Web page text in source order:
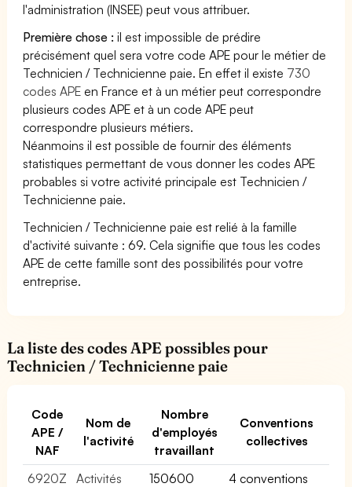
l'administration (INSEE) peut vous attribuer.
Première chose : il est impossible de prédire
précisément quel sera votre code APE pour le métier de
Technicien / Technicienne paie. En effet il existe 730
codes APE en France et à un métier peut correspondre
plusieurs codes APE et à un code APE peut
correspondre plusieurs métiers.
Néanmoins il est possible de fournir des éléments
statistiques permettant de vous donner les codes APE
probables si votre activité principale est Technicien /
Technicienne paie.
Technicien / Technicienne paie est relié à la famille
d'activité suivante : 69. Cela signifie que tous les codes
APE de cette famille sont des possibilités pour votre
entreprise.
La liste des codes APE possibles pour
Technicien / Technicienne paie
Code
APE /
NAF
Nom de
l'activité
Nombre
d'employés
travaillant
Conventions
collectives
6920Z
Activités
150600
4 conventions